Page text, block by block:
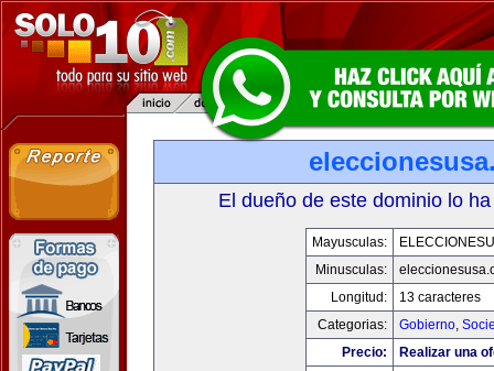
El dueño de este dominio lo
Mayusculas:
Minusculas:
Longitud:
13 caracteres
Categorias:
Gobierno,
Precio:
Realizar una